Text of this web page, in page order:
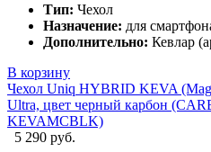
Тип: Чехол
Назначение: для
Дополнительно: Кевлар
В корзину
Чехол Uniq HYBRID KEVA
Ultra, цвет черный карбон
KEVAMCBLK)
5 290 руб.